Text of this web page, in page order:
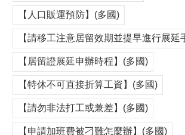
【人口販運預防】(多國)
【請移工注意居留效期並提早進行展延
【居留證展延申辦時程】(多國)
【特休不可直接折算工資】(多國)
【請勿非法打工或兼差】(多國)
【申請加班費被刁難怎麼辦】(多國)